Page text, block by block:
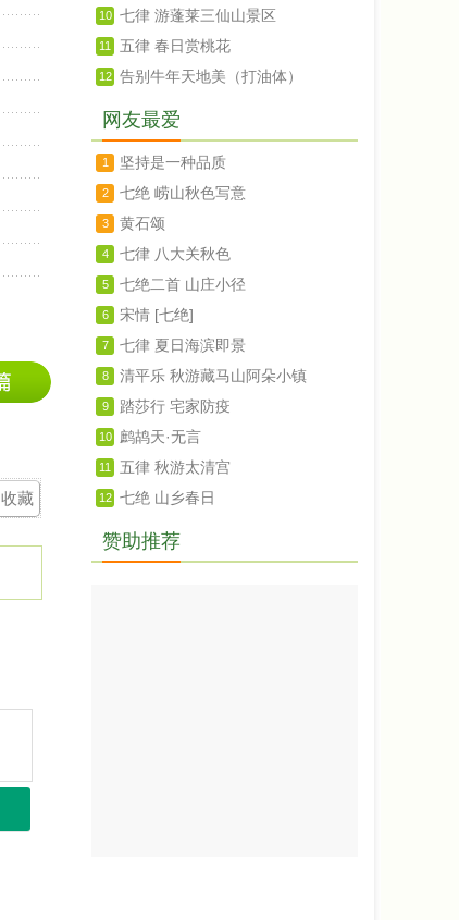
收藏
10 七律 游蓬莱三仙山景区
11 五律 春日赏桃花
12 告别牛年天地美（打油体）
网友最爱
1 坚持是一种品质
2 七绝 崂山秋色写意
3 黄石颂
4 七律 八大关秋色
5 七绝二首 山庄小径
6 宋情 [七绝]
7 七律 夏日海滨即景
8 清平乐 秋游藏马山阿朵小镇
9 踏莎行 宅家防疫
10 鹧鸪天·无言
11 五律 秋游太清宫
12 七绝 山乡春日
赞助推荐